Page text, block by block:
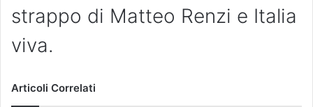
strappo di Matteo Renzi e Italia
viva.
Articoli Correlati